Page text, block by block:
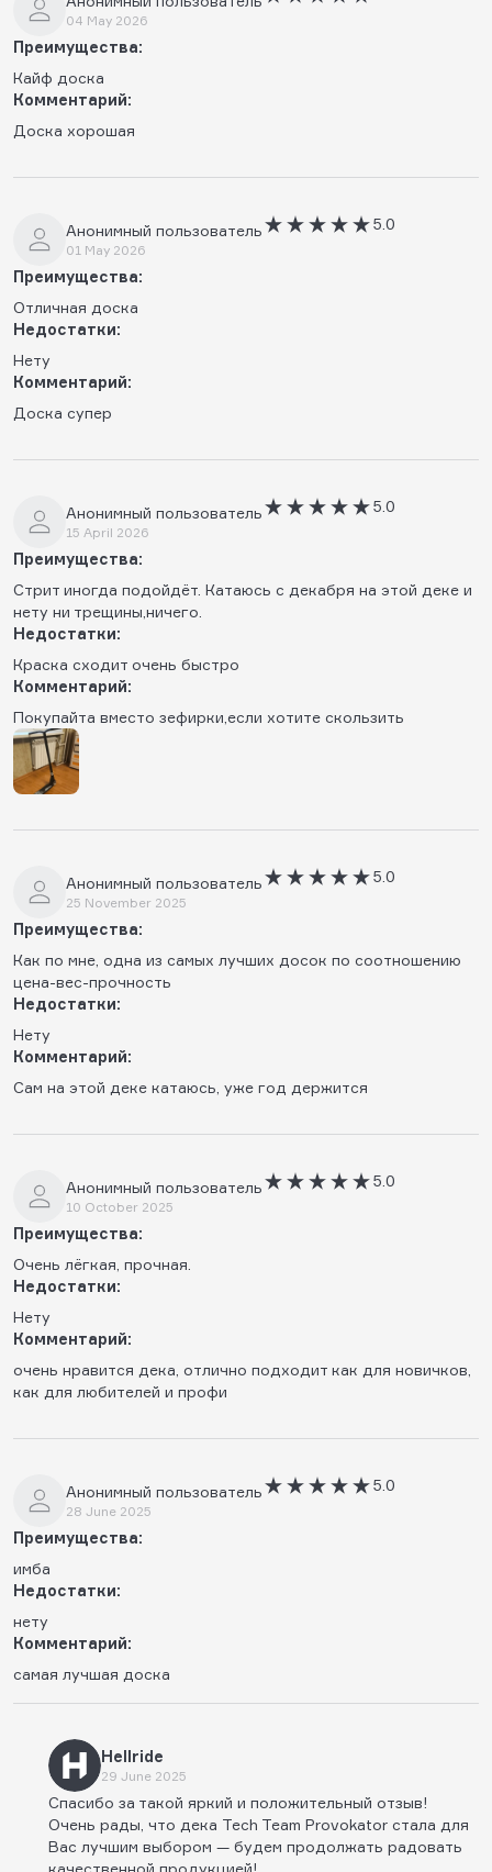
04 May 2026
Преимущества:
Кайф доска
Комментарий:
Доска хорошая
Анонимный пользователь
01 May 2026
5.0
Преимущества:
Отличная доска
Недостатки:
Нету
Комментарий:
Доска супер
Анонимный пользователь
15 April 2026
5.0
Преимущества:
Стрит иногда подойдёт. Катаюсь с декабря на этой деке и
нету ни трещины,ничего.
Недостатки:
Краска сходит очень быстро
Комментарий:
Покупайта вместо зефирки,если хотите скользить
Анонимный пользователь
25 November 2025
5.0
Преимущества:
Как по мне, одна из самых лучших досок по соотношению
цена-вес-прочность
Недостатки:
Нету
Комментарий:
Сам на этой деке катаюсь, уже год держится
Анонимный пользователь
10 October 2025
5.0
Преимущества:
Очень лёгкая, прочная.
Недостатки:
Нету
Комментарий:
очень нравится дека, отлично подходит как для новичков,
как для любителей и профи
Анонимный пользователь
28 June 2025
5.0
Преимущества:
имба
Недостатки:
нету
Комментарий:
самая лучшая доска
Hellride
29 June 2025
Спасибо за такой яркий и положительный отзыв!
Очень рады, что дека Tech Team Provokator стала для
Вас лучшим выбором — будем продолжать радовать
качественной продукцией!